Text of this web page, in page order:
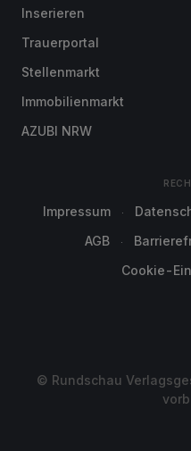
Inserieren
Trauerportal
Stellenmarkt
Immobilienmarkt
AZUBI NRW
Impressum
AGB
Cookie-
© Rundschau